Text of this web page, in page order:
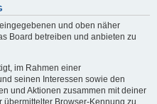
und oben näher
Board betreiben und anbieten zu
im Rahmen einer
seinen Interessen sowie den
und Aktionen zusammen mit deiner
übermittelter Browser-Kennung zu